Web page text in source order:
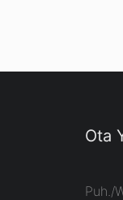
Ota
Puh./